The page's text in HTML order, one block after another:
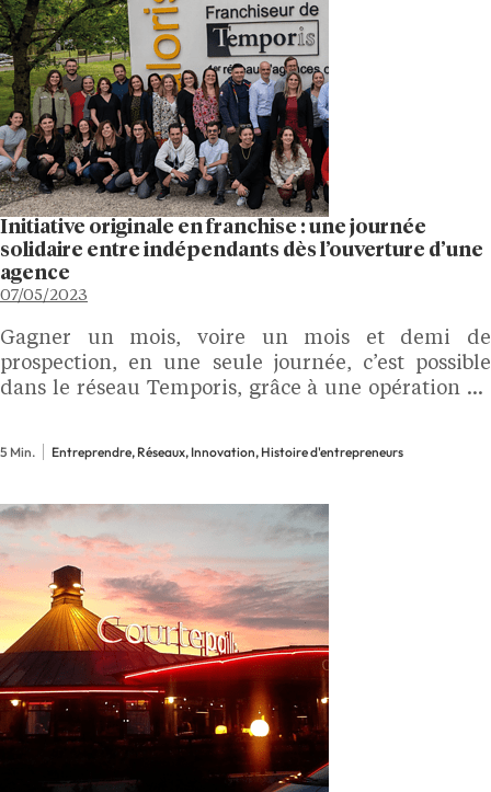
Initiative originale en franchise : une journée
solidaire entre indépendants dès l’ouverture d’une
agence
07/05/2023
Gagner un mois, voire un mois et demi de
prospection, en une seule journée, c’est possible
dans le réseau Temporis, grâce à une opération de
extrêmement fédératrice, mise en place dès le
lancement de l’enseigne.…
5 Min. Entreprendre, Réseaux, Innovation, Histoire d'entrepreneurs